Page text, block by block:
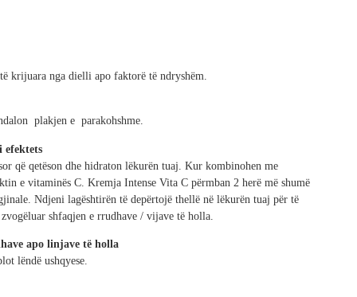
krijuara nga dielli apo faktorë të ndryshëm.
plakjen e parakohshme.
efektets
që qetëson dhe hidraton lëkurën tuaj. Kur kombinohen me
e vitaminës C. Kremja Intense Vita C përmban 2 herë më shumë
Ndjeni lagështirën të depërtojë thellë në lëkurën tuaj për të
shfaqjen e rrudhave / vijave të holla.
apo linjave të holla
lëndë ushqyese.